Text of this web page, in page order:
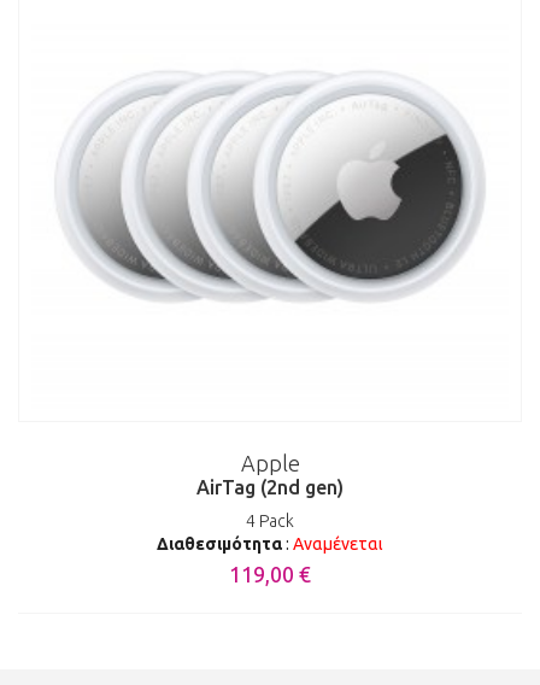
Apple
AirTag (2nd gen)
4 Pack
Διαθεσιμότητα: Αναμένεται
119,00 €